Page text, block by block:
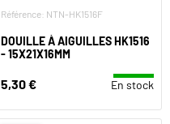
Référence: NTN-HK1516F
DOUILLE À AIGUILLES HK1516
- 15X21X16MM
5,30 € En stock